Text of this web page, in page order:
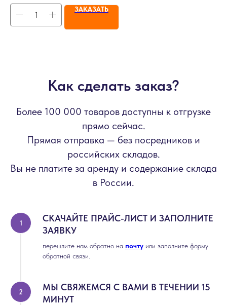
ЗАКАЗАТЬ
Как сделать заказ?
Более 100 000 товаров доступны к отгрузке
прямо сейчас.
Прямая отправка — без посредников и
российских складов.
Вы не платите за аренду и содержание склада
в России.
СКАЧАЙТЕ ПРАЙС-ЛИСТ И ЗАПОЛНИТЕ
ЗАЯВКУ
перешлите нам обратно на почту или заполните форму
обратной связи.
МЫ СВЯЖЕМСЯ С ВАМИ В ТЕЧЕНИИ 15
МИНУТ